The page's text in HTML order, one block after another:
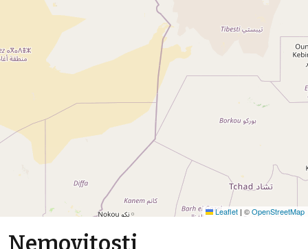
Leaflet | ©OpenStreetMap
Nemovitosti